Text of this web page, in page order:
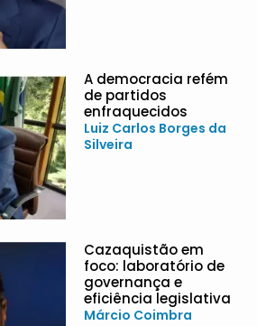
A democracia refém
de partidos
enfraquecidos
Luiz Carlos Borges da
Silveira
Cazaquistão em
foco: laboratório de
governança e
eficiência legislativa
Márcio Coimbra